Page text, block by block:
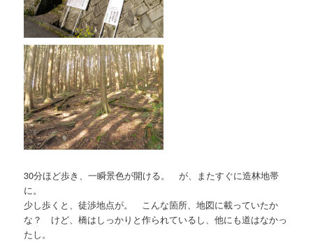
30分ほど歩き、一瞬景色が開ける。 が、またすぐに造林地帯
に。
少し歩くと、徒渉地点が。 こんな箇所、地図に載っていたか
な？ けど、橋はしっかりと作られているし、他にも道はなかっ
たし。